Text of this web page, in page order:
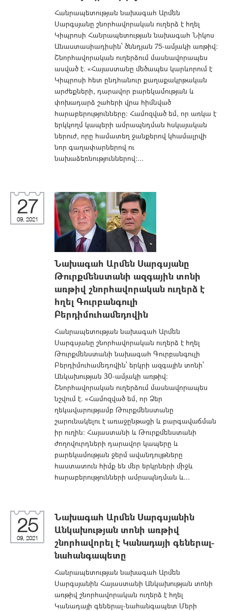
Հանրապետության նախագահ Արմեն
Սարգսյանը շնորհավորական ուղերձ է հղել
Կիպրոսի Հանրապետության նախագահ Նիկոս
Անաստասիադիսին՝ ծննդյան 75-ամյակի առթիվ:
Շնորհավորական ուղերձում մասնավորապես
ասված է. «Հայաստանը մեծապես կարևորում է
Կիպրոսի հետ ընդհանուր քաղաքակրթական
արժեքների, դարավոր բարեկամության և
փոխադարձ շահերի վրա հիմնված
հարաբերությունները։ Համոզված եմ, որ առկա է
երկկողմ կապերի ամրապնդման հսկայական
ներուժ, որը համատեղ ջանքերով կհամալրվի
նոր գաղափարներով ու
նախաձեռնություններով։...
27
09, 2021
Նախագահ Արմեն Սարգսյանը
Թուրքմենստանի ազգային տոնի
առթիվ շնորհավորական ուղերձ է
հղել Գուրբանգուլի
Բերդիմուհամեդովին
Հանրապետության նախագահ Արմեն
Սարգսյանը շնորհավորական ուղերձ է հղել
Թուրքմենստանի նախագահ Գուրբանգուլի
Բերդիմուհամեդովին՝ երկրի ազգային տոնի՝
Անկախության 30-ամյակի առթիվ:
Շնորհավորական ուղերձում մասնավորապես
նշվում է. «Համոզված եմ, որ Ձեր
ղեկավարությամբ Թուրքմենստանը
շարունակելու է առաջընթացի և բարգավաճման
իր ուղին: Հայաստանի և Թուրքմենստանի
ժողովուրդների դարավոր կապերը և
բարեկամության ջերմ ավանդույթները
հաստատուն հիմք են մեր երկրների միջև
հարաբերությունների ամրապնդման և...
25
09, 2021
Նախագահ Արմեն Սարգսյանին
Անկախության տոնի առթիվ
շնորհավորել է Կանադայի գեներալ-
նահանգապետը
Հանրապետության նախագահ Արմեն
Սարգսյանին Հայաստանի Անկախության տոնի
առթիվ շնորհավորական ուղերձ է հղել
Կանադայի գեներալ-նահանգապետ Մերի